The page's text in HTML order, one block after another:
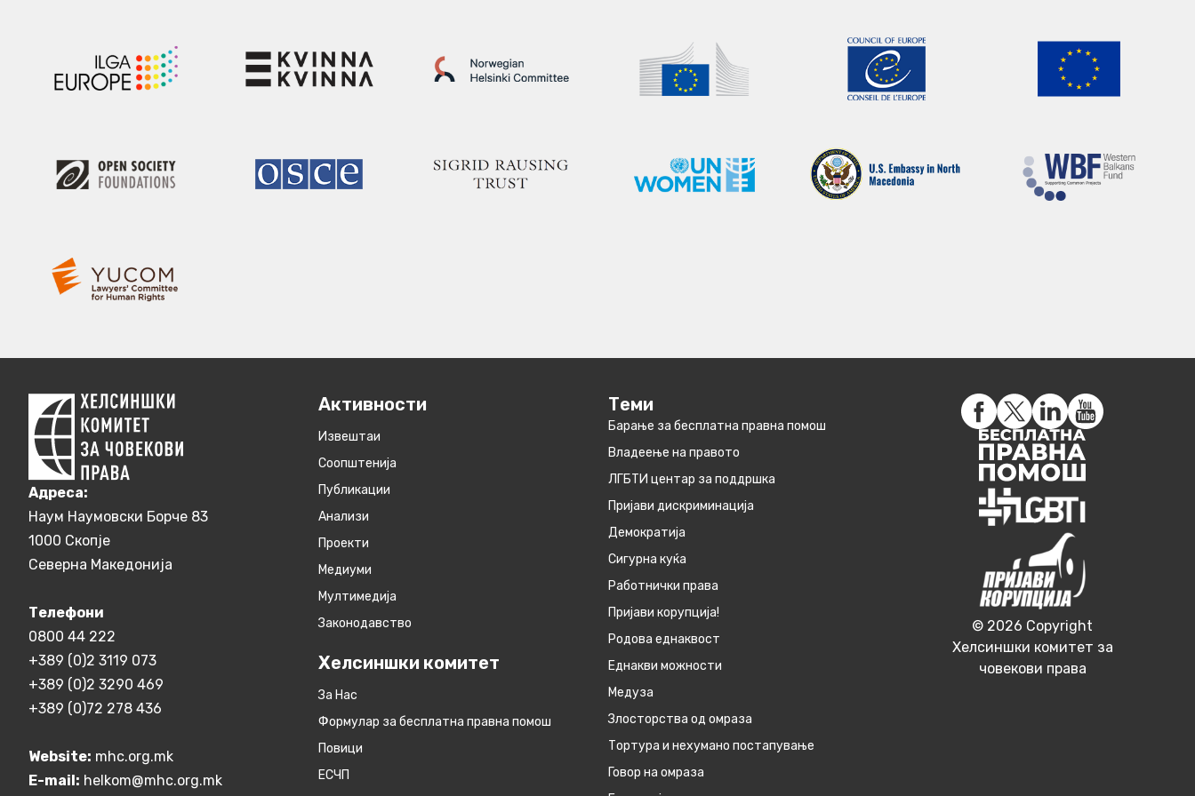
Aдреса:
Наум Наумовски Борче 83
1000 Скопје
Северна Македонија
Телефони
0800 44 222
+389 (0)2 3119 073
+389 (0)2 3290 469
+389 (0)72 278 436
Website: mhc.org.mk
E-mail: helkom@mhc.org.mk
Активности
Извештаи
Соопштенија
Публикации
Анализи
Проекти
Медиуми
Мултимедија
Законодавство
Хелсиншки комитет
За Нас
Формулар за бесплатна правна помош
Повици
ЕСЧП
Теми
Барање за бесплатна правна помош
Владеење на правото
ЛГБТИ центар за поддршка
Пријави дискриминација
Демократија
Сигурна куќа
Работнички права
Пријави корупција!
Родова еднаквост
Eднакви можности
Медуза
Злосторства од омраза
Тортура и нехумано постапување
Говор на омраза
© 2026 Copyright
Хелсиншки комитет за
човекови права